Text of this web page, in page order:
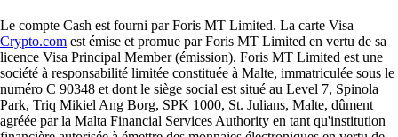
Le compte Cash est fourni par Foris MT Limited. La carte Visa
Crypto.com est émise et promue par Foris MT Limited en vertu de sa
licence Visa Principal Member (émission). Foris MT Limited est une
société à responsabilité limitée constituée à Malte, immatriculée sous le
numéro C 90348 et dont le siège social est situé au Level 7, Spinola
Park, Triq Mikiel Ang Borg, SPK 1000, St. Julians, Malte, dûment
agréée par la Malta Financial Services Authority en tant qu'institution